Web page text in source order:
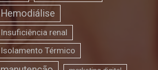
Hemodiálise
Insuficiência renal
Isolamento Térmico